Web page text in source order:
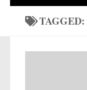
TAGGED: